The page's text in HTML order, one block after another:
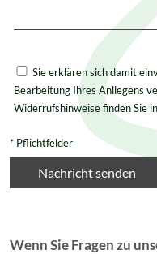
lassen
Sie
dieses
leer.
Sie erklären sich damit
Bearbeitung Ihres Anliegens
Widerrufshinweise finden Sie
* Pflichtfelder
Wenn Sie Fragen zu